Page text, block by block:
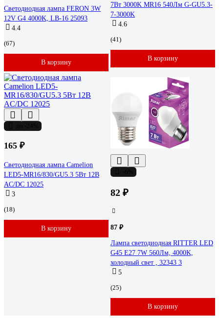
Светодиодная лампа FERON 3W
12V G4 4000K, LB-16 25093
4.4
(67)
В корзину
7Вт 3000K MR16 540Лм G-GU5.3-
7-3000K
4.6
(41)
В корзину
165 ₽
Светодиодная лампа Camelion
LED5-MR16/830/GU5.3 5Вт 12В
AC/DC 12025
3
(18)
В корзину
82 ₽
87 ₽
Лампа светодиодная RITTER LED
G45 Е27 7W 560Лм, 4000K,
холодный свет , 32343 3
5
(25)
В корзину